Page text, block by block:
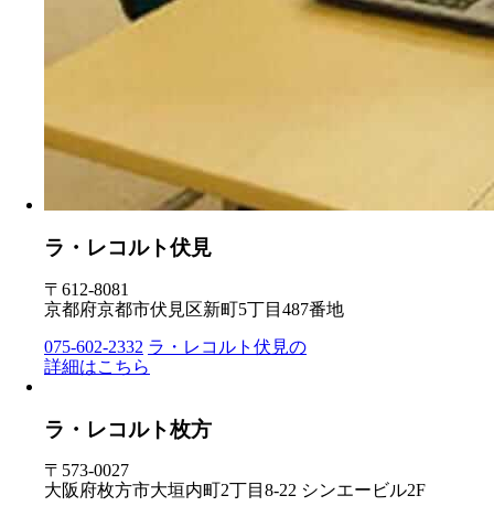
ラ・レコルト伏見
〒612-8081
京都府京都市伏見区新町5丁目487番地
075-602-2332 ラ・レコルト伏見の
詳細はこちら
ラ・レコルト枚方
〒573-0027
大阪府枚方市大垣内町2丁目8-22 シンエービル2F